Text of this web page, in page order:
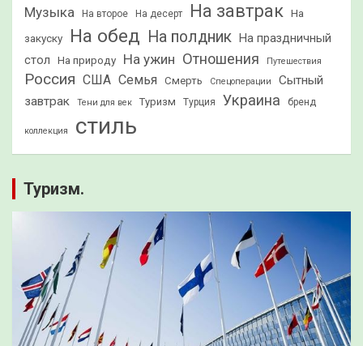
Музыка На второе На десерт На завтрак На
закуску На обед На полдник На праздничный
стол
На природу На ужин Отношения Путешествия
Россия США Семья Смерть Спецоперации
Сытный
завтрак
Тени для век Туризм Турция Украина бренд
коллекция стиль
Туризм.